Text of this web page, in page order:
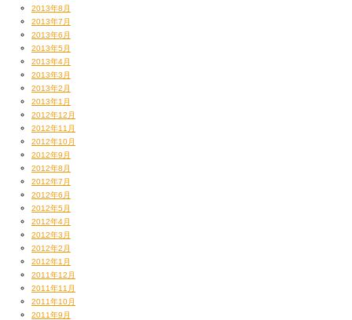
特大スクリーンに映る七色マボちゃん。
これは正直すげーうれしい。
出演時間は短いですが、
くっそタイトにやり逃げしたる！！
そんな中、
2013年8月
2013年7月
2013年6月
2013年5月
2013年4月
2013年3月
2013年2月
2013年1月
2012年12月
2012年11月
2012年10月
2012年9月
2012年8月
2012年7月
2012年6月
2012年5月
2012年4月
2012年3月
2012年2月
2012年1月
2011年12月
2011年11月
2011年10月
2011年9月